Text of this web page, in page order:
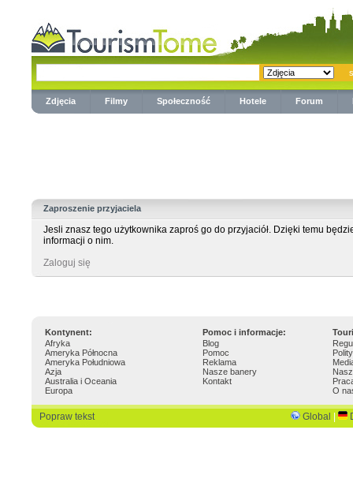
Zdjęcia Filmy Społeczność Hotele Forum
Zaproszenie przyjaciela
Jesli znasz tego użytkownika zaproś go do przyjaciół. Dzięki temu
informacji o nim.
Zaloguj się
Kontynent: Pomoc i informacje:
Afryka
Ameryka Północna
Ameryka Południowa
Azja
Australia i Oceania
Europa
Blog
Pomoc
Reklama
Nasze banery
Kontakt
O
Popraw tekst Global